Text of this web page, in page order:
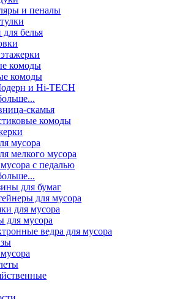
и пеналы
для белья
комоды
комоды
и Hi-TECH
скамья
комоды
мусора
мелкого мусора
с педалью
для бумаг
для мусора
для мусора
для мусора
ведра для мусора